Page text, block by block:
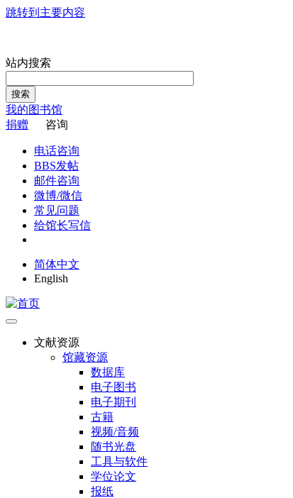
跳转到主要内容
站内搜索
搜索
我的图书馆
捐赠
咨询
电话咨询
BBS发帖
邮件咨询
微博/微信
常见问题
给馆长写信
简体中文
English
文献资源
馆藏资源
数据库
电子图书
电子期刊
古籍
视频/音频
随书光盘
工具与软件
学位论文
报纸